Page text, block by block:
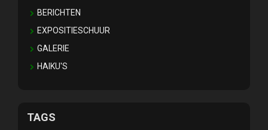
BERICHTEN
EXPOSITIESCHUUR
GALERIE
HAIKU'S
TAGS